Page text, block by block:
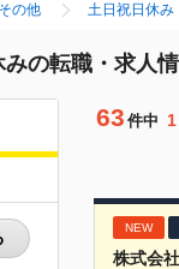
その他 土日祝日休み
の転職・求人
63 件中
NEW
株式会